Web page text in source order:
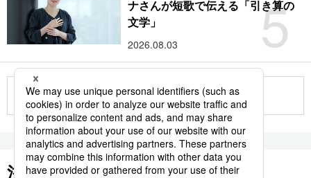
5
ナさんが短歌で伝える「引き算の
文学」
2026.08.03
もっと見る
注目のキーワード